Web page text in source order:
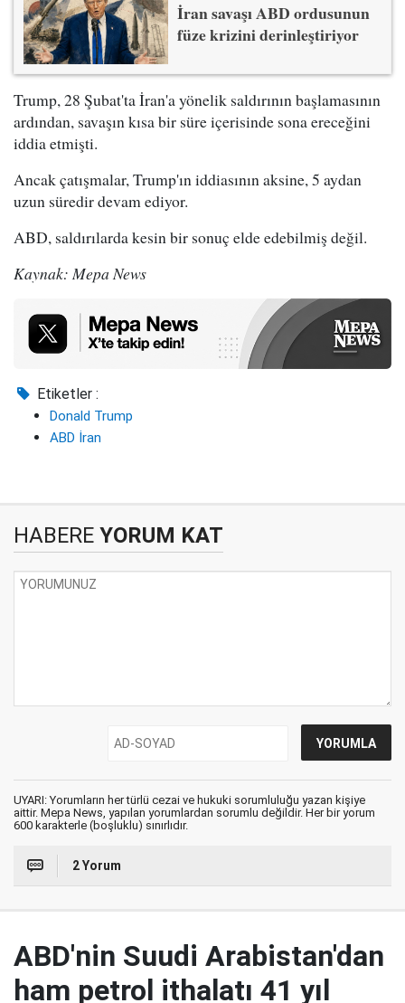
İran savaşı ABD ordusunun
füze krizini derinleştiriyor
Trump, 28 Şubat'ta İran'a yönelik saldırının başlamasının
ardından, savaşın kısa bir süre içerisinde sona ereceğini
iddia etmişti.
Ancak çatışmalar, Trump'ın iddiasının aksine, 5 aydan
uzun süredir devam ediyor.
ABD, saldırılarda kesin bir sonuç elde edebilmiş değil.
Kaynak: Mepa News
Etiketler :
Donald Trump
ABD İran
HABERE YORUM KAT
UYARI: Yorumların her türlü cezai ve hukuki sorumluluğu yazan kişiye
aittir. Mepa News, yapılan yorumlardan sorumlu değildir. Her bir yorum
600 karakterle (boşluklu) sınırlıdır.
2 Yorum
ABD'nin Suudi Arabistan'dan
ham petrol ithalatı 41 yıl